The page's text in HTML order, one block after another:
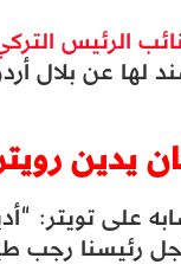
الرئيس
لها عن بلال
يدين
على تويتر:
رئيسنا رجب